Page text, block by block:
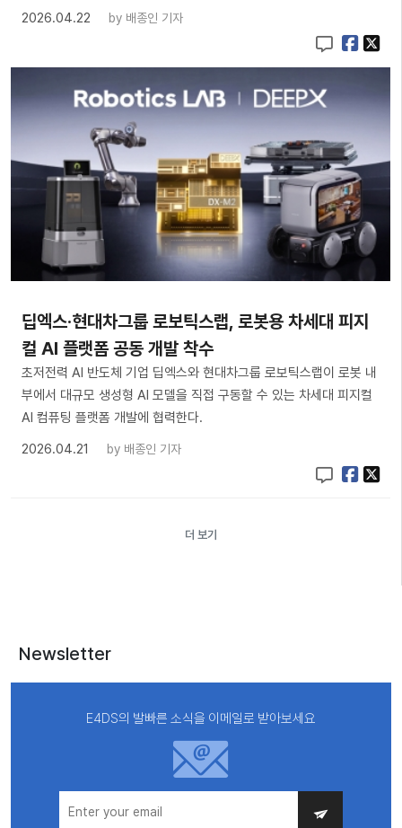
2026.04.22
by 배종인 기자
딥엑스·현대차그룹 로보틱스랩, 로봇용 차세대 피지
컬 AI 플랫폼 공동 개발 착수
초저전력 AI 반도체 기업 딥엑스와 현대차그룹 로보틱스랩이 로봇 내
부에서 대규모 생성형 AI 모델을 직접 구동할 수 있는 차세대 피지컬
AI 컴퓨팅 플랫폼 개발에 협력한다.
2026.04.21
by 배종인 기자
더 보기
Newsletter
E4DS의 발빠른 소식을 이메일로 받아보세요